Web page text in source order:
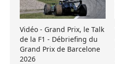
Vidéo - Grand Prix, le Talk
de la F1 - Débriefing du
Grand Prix de Barcelone
2026